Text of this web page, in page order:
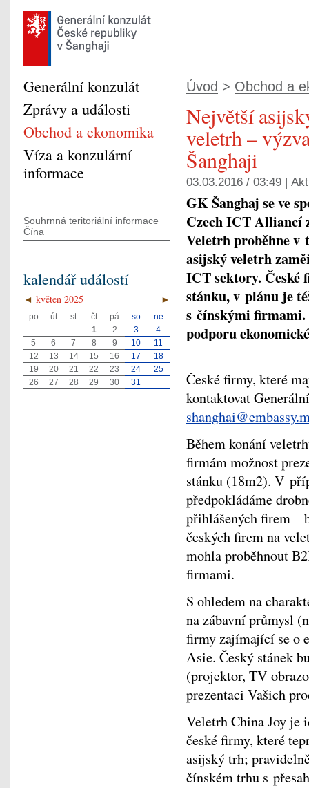
Úvod > Obchod a
Největší
veletrh –
Šanghaji
03.03.2016 / 03:49 |
GK Šanghaj se ve
Czech ICT Alliancí
Veletrh proběhne v
asijský veletrh
ICT sektory. České
stánku, v plánu je
s čínskými
podporu
České firmy, které
kontaktovat
Během konání
firmám možnost
stánku (18m2). V
předpokládáme
přihlášených firem –
českých firem na
mohla proběhnout
firmami.
S ohledem na
na zábavní průmysl
firmy zajímající se o
Asie. Český stánek
(projektor, TV
prezentaci Vašich
Veletrh China Joy je
české firmy, které
asijský trh;
čínském trhu s
Generální konzulát
Zprávy a události
Obchod a ekonomika
Víza a konzulární
informace
Souhrnná teritoriální informace
Čína
kalendář událostí
◄ ►
květen 2025
po út st čt pá so
ne
1
2 3
4
5
6 7 8 9 10
11
12
13 14 15 16 17
18
19
20 21 22 23 24
25
26
27 28 29 30 31